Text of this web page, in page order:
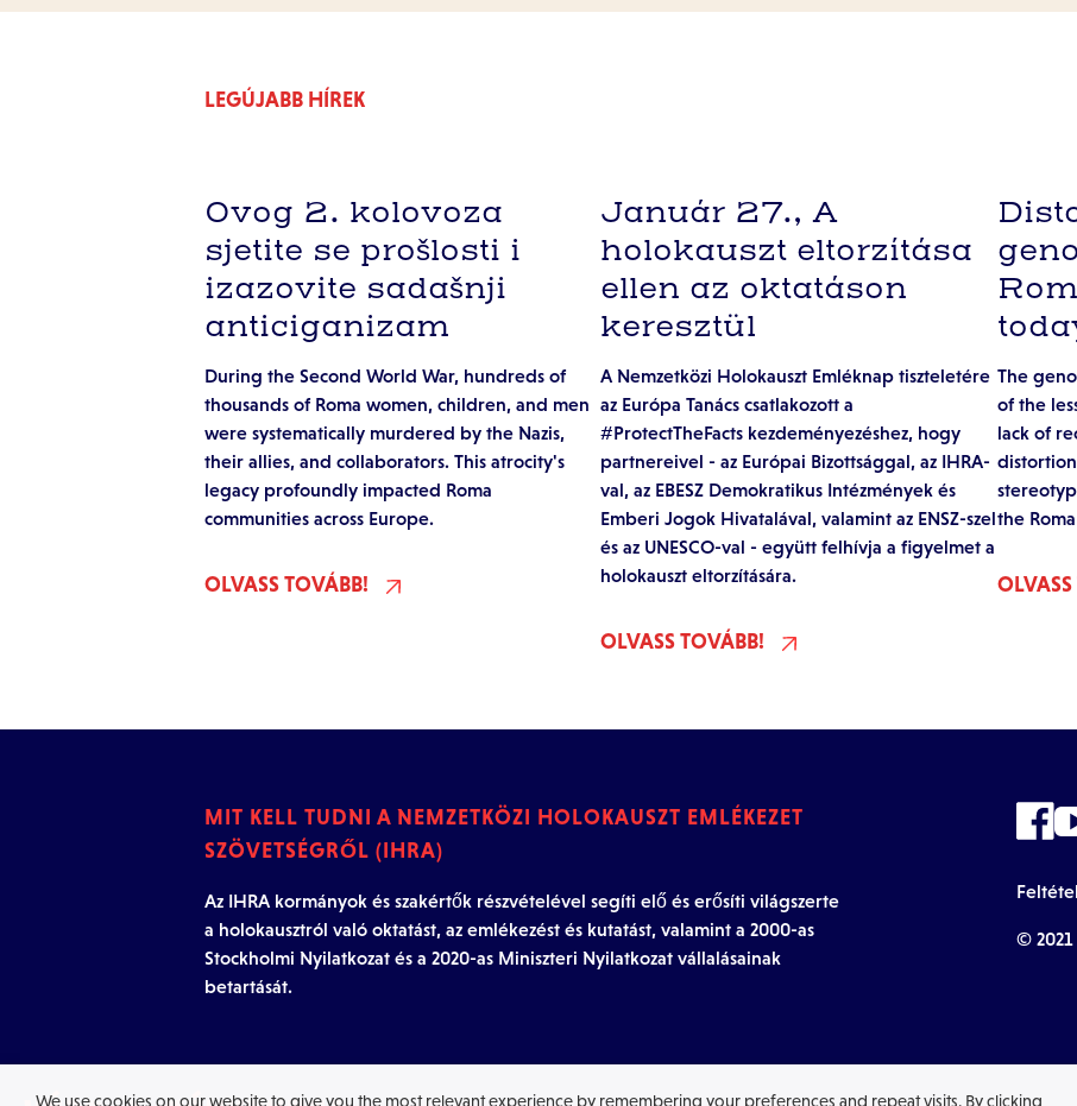
LEGÚJABB HÍREK
Ovog 2. kolovoza
sjetite se prošlosti i
izazovite sadašnji
anticiganizam
During the Second World War, hundreds of
thousands of Roma women, children, and men
were systematically murdered by the Nazis,
their allies, and collaborators. This atrocity's
legacy profoundly impacted Roma
communities across Europe.
OLVASS TOVÁBB!
Január 27., A
holokauszt eltorzítása
ellen az oktatáson
keresztül
A Nemzetközi Holokauszt Emléknap tiszteletére
az Európa Tanács csatlakozott a
#ProtectTheFacts kezdeményezéshez, hogy
partnereivel - az Európai Bizottsággal, az IHRA-
val, az EBESZ Demokratikus Intézmények és
Emberi Jogok Hivatalával, valamint az ENSZ-szel
és az UNESCO-val - együtt felhívja a figyelmet a
holokauszt eltorzítására.
OLVASS TOVÁBB!
The
of the
lack of
the
MIT KELL TUDNI A NEMZETKÖZI HOLOKAUSZT EMLÉKEZET
SZÖVETSÉGRŐL (IHRA)
Az IHRA kormányok és szakértők részvételével segíti elő és erősíti világszerte
a holokausztról való oktatást, az emlékezést és kutatást, valamint a 2000-as
Stockholmi Nyilatkozat és a 2020-as Miniszteri Nyilatkozat vállalásainak
betartását.
©
We use cookies on our website to give you the most relevant experience by remembering your preferences and repeat visits. By clicking